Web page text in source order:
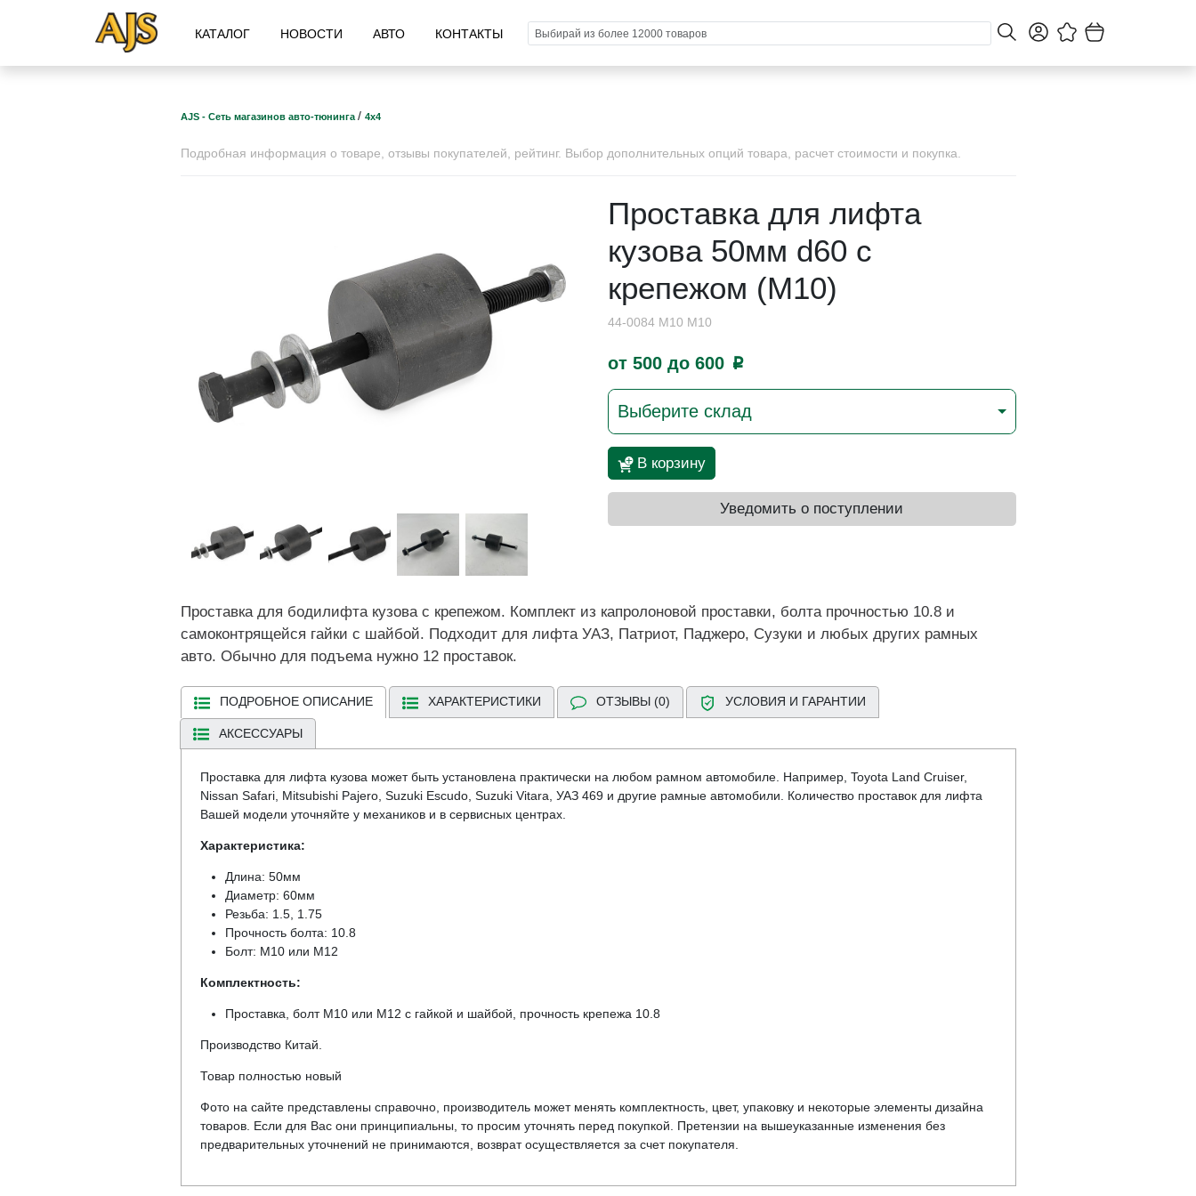
КАТАЛОГ НОВОСТИ АВТО КОНТАКТЫ
AJS - Сеть магазинов авто-тюнинга / 4х4
Подробная информация о товаре, отзывы покупателей, рейтинг. Выбор дополнительных опций товара, расчет стоимости и покупка.
Проставка для лифта
кузова 50мм d60 с
крепежом (М10)
44-0084 M10 М10
от 500 до 600 p
Выберите склад
В корзину
Уведомить о поступлении
Проставка для бодилифта кузова с крепежом. Комплект из капролоновой проставки, болта прочностью 10.8 и
самоконтрящейся гайки с шайбой. Подходит для лифта УАЗ, Патриот, Паджеро, Сузуки и любых других рамных
авто. Обычно для подъема нужно 12 проставок.
ПОДРОБНОЕ ОПИСАНИЕ ХАРАКТЕРИСТИКИ ОТЗЫВЫ (0) УСЛОВИЯ И ГАРАНТИИ
АКСЕССУАРЫ
Проставка для лифта кузова может быть установлена практически на любом рамном автомобиле. Например, Toyota Land Cruiser,
Nissan Safari, Mitsubishi Pajero, Suzuki Escudo, Suzuki Vitara, УАЗ 469 и другие рамные автомобили. Количество проставок для лифта
Вашей модели уточняйте у механиков и в сервисных центрах.
Характеристика:
Длина: 50мм
Диаметр: 60мм
Резьба: 1.5, 1.75
Прочность болта: 10.8
Болт: М10 или М12
Комплектность:
Проставка, болт М10 или М12 с гайкой и шайбой, прочность крепежа 10.8
Производство Китай.
Товар полностью новый
Фото на сайте представлены справочно, производитель может менять комплектность, цвет, упаковку и некоторые элементы дизайна
товаров. Если для Вас они принципиальны, то просим уточнять перед покупкой. Претензии на вышеуказанные изменения без
предварительных уточнений не принимаются, возврат осуществляется за счет покупателя.